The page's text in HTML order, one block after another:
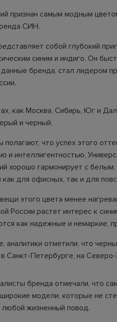
признан самым модным
СИН.
собой глубокий
синим и индиго. Он
бренда, стал лидером
как Москва, Сибирь, Юг и
и черный.
полагают, что успех этого
и интеллигентностью.
хорошо гармонирует с
для офисных, так и для
этого цвета менее
России растет интерес к
как надежные и немаркие,
аналитики отметили, что
Санкт-Петербурге, на Северо-
бренда отмечали, что
модели, которые не
любой жизненный повод.